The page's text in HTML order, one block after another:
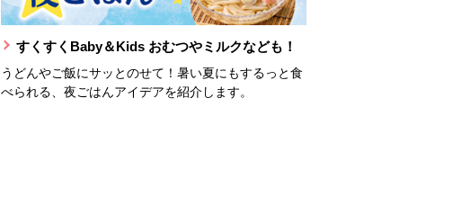
すくすくBaby＆Kids おむつやミルクなども！
うどんやご飯にサッとのせて！暑い夏にもするっと食
べられる、夜ごはんアイデアを紹介します。